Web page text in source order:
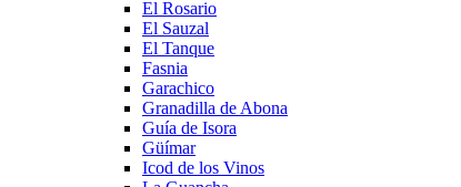
El Rosario
El Sauzal
El Tanque
Fasnia
Garachico
Granadilla de Abona
Guía de Isora
Güímar
Icod de los Vinos